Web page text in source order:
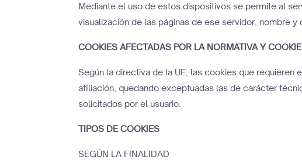
Mediante el uso de estos dispositivos se permite al
visualización de las páginas de ese servidor, nombre
COOKIES AFECTADAS POR LA NORMATIVA Y
Según la directiva de la UE, las cookies que
afiliación, quedando exceptuadas las de carácter
solicitados por el usuario.
TIPOS DE COOKIES
SEGÚN LA FINALIDAD